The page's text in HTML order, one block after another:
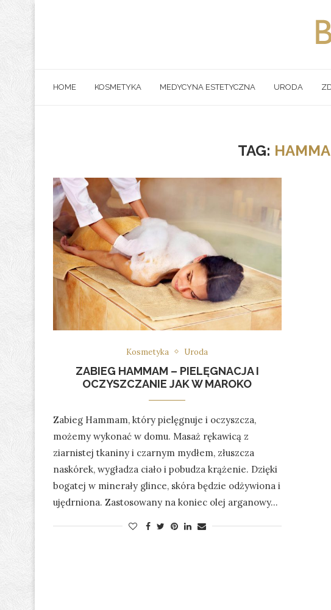
HOME KOSMETYKA MEDYCYNA ESTETYCZNA URODA
TAG:
Kosmetyka Uroda
ZABIEG HAMMAM – PIELĘGNACJA I
OCZYSZCZANIE JAK W MAROKO
Zabieg Hammam, który pielęgnuje i oczyszcza,
możemy wykonać w domu. Masaż rękawicą z
ziarnistej tkaniny i czarnym mydłem, złuszcza
naskórek, wygładza ciało i pobudza krążenie. Dzięki
bogatej w minerały glince, skóra będzie odżywiona i
ujędrniona. Zastosowany na koniec olej arganowy…